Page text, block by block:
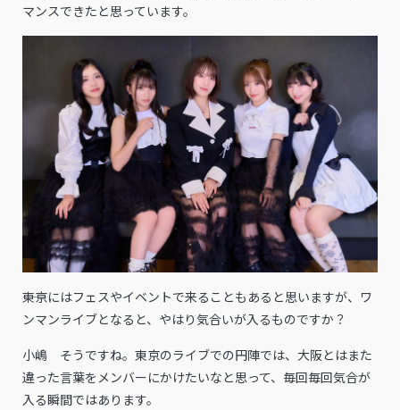
マンスできたと思っています。
――東京にはフェスやイベントで来ることもあると思いますが、ワ
ンマンライブとなると、やはり気合いが入るものですか？
小嶋 そうですね。東京のライブでの円陣では、大阪とはまた
違った言葉をメンバーにかけたいなと思って、毎回毎回気合が
入る瞬間ではあります。